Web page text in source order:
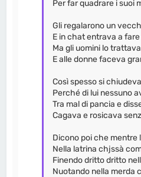
Per far quadrare i suoi
Gli regalarono un
E in chat entrava a
Ma gli uomini lo
E alle donne faceva
Così spesso si
Perché di lui nessuno
Tra mal di pancia e
Cagava e rosicava
Dicono poi che mentre
Nella latrina chjssà
Finendo dritto dritto
Nuotando nella merda